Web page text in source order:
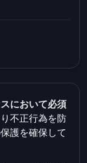
において必須
不正行為を防
護を確保して